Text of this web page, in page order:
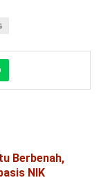
Berbenah,
NIK